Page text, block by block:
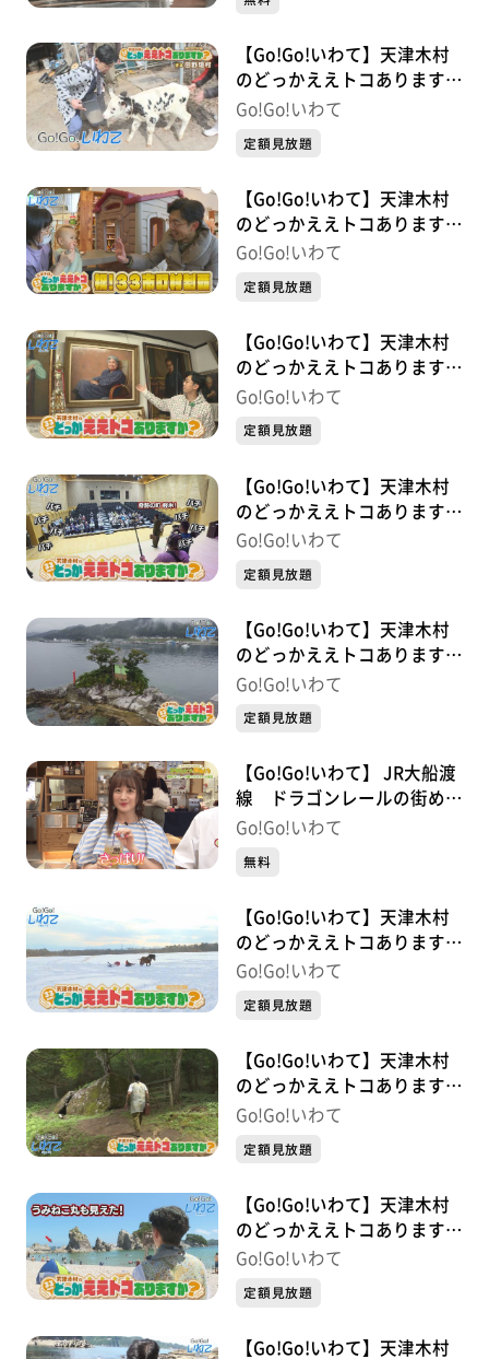
【Go!Go!いわて】天津木村
のどっかええトコあります
か？ 2周目 #4 田野畑村
Go!Go!いわて
定額見放題
【Go!Go!いわて】天津木村
のどっかええトコあります
か？ #33 北上市
Go!Go!いわて
定額見放題
【Go!Go!いわて】天津木村
のどっかええトコあります
か？ #32 平泉町
Go!Go!いわて
定額見放題
【Go!Go!いわて】天津木村
のどっかええトコあります
か？ #31 軽米町
Go!Go!いわて
定額見放題
【Go!Go!いわて】天津木村
のどっかええトコあります
か？ #30 大槌町
Go!Go!いわて
定額見放題
【Go!Go!いわて】 JR大船渡
線 ドラゴンレールの街めぐ
り#3 陸前高田編
Go!Go!いわて
無料
【Go!Go!いわて】天津木村
のどっかええトコあります
か？ 2周目 #3 滝沢市
Go!Go!いわて
定額見放題
【Go!Go!いわて】天津木村
のどっかええトコあります
か？ #29 花巻市
Go!Go!いわて
定額見放題
【Go!Go!いわて】天津木村
のどっかええトコあります
か？ #28 宮古市
Go!Go!いわて
定額見放題
【Go!Go!いわて】天津木村